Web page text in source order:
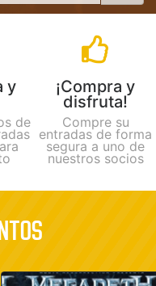
y
de
¡Compra y
disfruta!
Compre su
entradas de forma
segura a uno de
nuestros socios